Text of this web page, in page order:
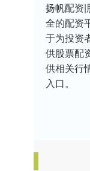
扬帆配资|
全的配资
于为投资
供股票配
供相关行
入口。